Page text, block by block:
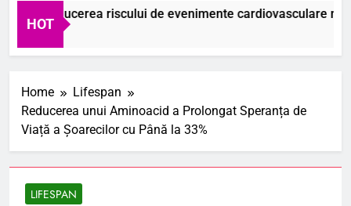
HOT
Reducerea riscului de evenimente cardiovasculare
2026
Home
Lifespan
Reducerea unui Aminoacid a Prolongat Speranța de
Viață a Șoarecilor cu Până la 33%
LIFESPAN